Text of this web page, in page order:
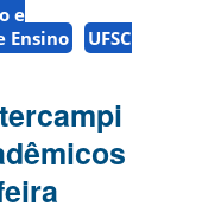
e
Ensino
UFSC